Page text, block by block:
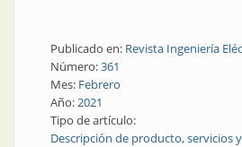
Publicado en: Revista Ingeniería
Número:361
Mes: Febrero
Año:2021
Tipo de artículo:
Descripción de producto, servicios